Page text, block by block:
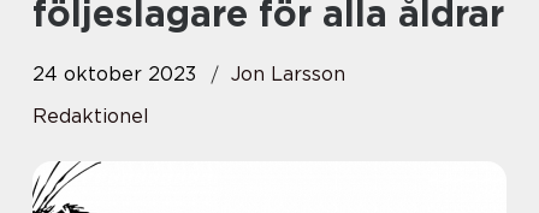
följeslagare för alla åldrar
24 oktober 2023
Jon Larsson
Redaktionel